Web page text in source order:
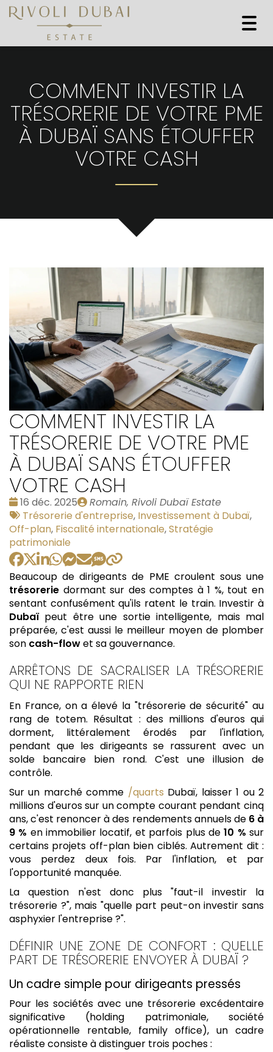
COMMENT INVESTIR LA
TRÉSORERIE DE VOTRE PME
À DUBAÏ SANS ÉTOUFFER
VOTRE CASH
COMMENT INVESTIR LA
TRÉSORERIE DE VOTRE PME
À DUBAÏ SANS ÉTOUFFER
VOTRE CASH
Date
:
16 déc. 2025
Publié
par
Romain, Rivoli Dubaï Estate
Tags
:
Trésorerie d'entreprise, Investissement à Dubaï,
Off-plan, Fiscalité internationale,Stratégie
patrimoniale
Beaucoup de dirigeants de PME croulent sous une
trésorerie dormant sur des comptes à 1 %, tout en
sentant confusément qu'ils ratent le train. Investir à
Dubaïpeut être une sortie intelligente, mais mal
préparée, c'est aussi le meilleur moyen de plomber
son cash-flowet sa gouvernance.
ARRÊTONS DE SACRALISER LA TRÉSORERIE
QUI NE RAPPORTE RIEN
En France, on a élevé la "trésorerie de sécurité" au
rang de totem. Résultat : des millions d'euros qui
dorment, littéralement érodés par l'inflation,
pendant que les dirigeants se rassurent avec un
solde bancaire bien rond. C'est une illusion de
contrôle.
Sur un marché comme /quarts Dubaï, laisser 1 ou 2
millions d'euros sur un compte courant pendant cinq
ans, c'est renoncer à des rendements annuels de 6 à
9 % en immobilier locatif, et parfois plus de10 % sur
certains projets off-plan bien ciblés. Autrement dit :
vous perdez deux fois. Par l'inflation, et par
l'opportunité manquée.
La question n'est donc plus "faut-il investir la
trésorerie ?", mais "quelle part peut-on investir sans
asphyxier l'entreprise ?".
DÉFINIR UNE ZONE DE CONFORT : QUELLE
PART DE TRÉSORERIE ENVOYER À DUBAÏ ?
Un cadre simple pour dirigeants pressés
Pour les sociétés avec une trésorerie excédentaire
significative (holding patrimoniale, société
opérationnelle rentable, family office), un cadre
réaliste consiste à distinguer trois poches :